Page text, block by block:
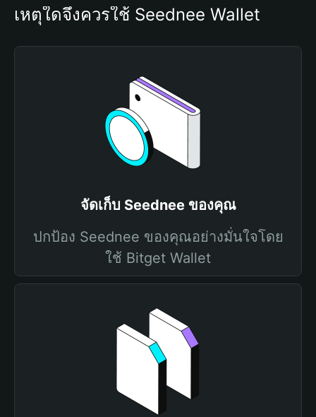
เหตุใดจึงควรใช้ Seednee Wallet
จัดเก็บ Seednee ของคุณ
ปกป้อง Seednee ของคุณอย่างมั่นใจโดย
ใช้ Bitget Wallet